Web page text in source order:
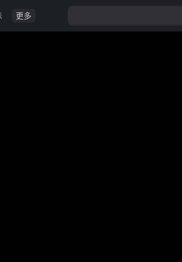
更多